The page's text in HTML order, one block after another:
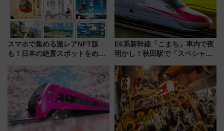
スマホで集める激レアNFT版
も！日本の絶景スポットをめぐ
ん)」企画がスタート
E6系新幹線「こまち」車内で夜
明かし！秋田駅で「スペシャル
法は？